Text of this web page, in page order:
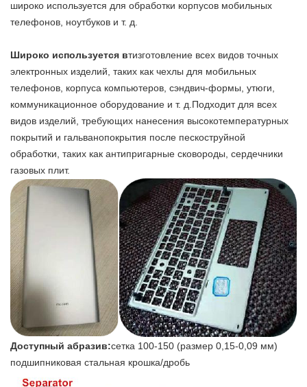
широко используется для обработки корпусов мобильных
телефонов, ноутбуков и т. д.
Широко используется втизготовление всех видов точных
электронных изделий, таких как чехлы для мобильных
телефонов, корпуса компьютеров, сэндвич-формы, утюги,
коммуникационное оборудование и т. д. Подходит для всех
видов изделий, требующих нанесения высокотемпературных
покрытий и гальванопокрытия после пескоструйной
обработки, таких как антипригарные сковороды, сердечники
газовых плит.
Доступный абразив:сетка 100-150 (размер 0,15-0,09 мм)
подшипниковая стальная крошка/дробь